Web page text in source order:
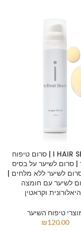
I HAIR SERUM | סרום טיפוח
| סרום לשיער על בסיס
לשיער ללא מלחים |
לשיער עם חומצה
וקראטין
טיפוח השיער
₪120.00